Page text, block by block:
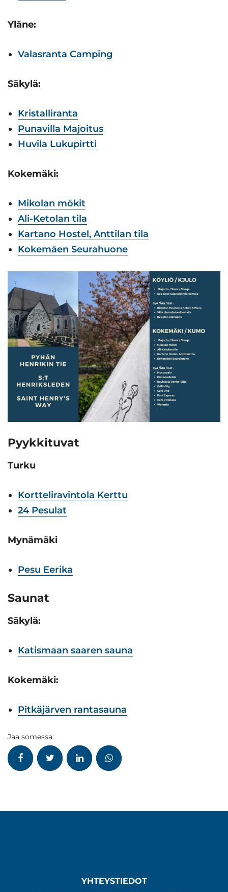
Yläne:
Valasranta Camping
Säkylä:
Kristalliranta
Punavilla Majoitus
Huvila Lukupirtti
Kokemäki:
Mikolan mökit
Ali-Ketolan tila
Kartano Hostel, Anttilan tila
Kokemäen Seurahuone
Pyykkituvat
Turku
Kortteliravintola Kerttu
24 Pesulat
Mynämäki
Pesu Eerika
Saunat
Säkylä:
Katismaan saaren sauna
Kokemäki:
Pitkäjärven rantasauna
Jaa somessa:
YHTEYSTIEDOT